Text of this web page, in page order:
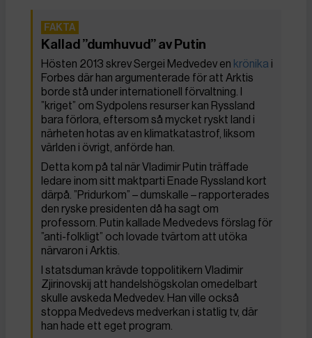
Kallad ”dumhuvud” av Putin
Hösten 2013 skrev Sergei Medvedev en krönika i
Forbes där han argumenterade för att Arktis
borde stå under internationell förvaltning. I
”kriget” om Sydpolens resurser kan Ryssland
bara förlora, eftersom så mycket ryskt land i
närheten hotas av en klimatkatastrof, liksom
världen i övrigt, anförde han.
Detta kom på tal när Vladimir Putin träffade
ledare inom sitt maktparti Enade Ryssland kort
därpå. ”Pridurkom” – dumskalle – rapporterades
den ryske presidenten då ha sagt om
professorn. Putin kallade Medvedevs förslag för
”anti-folkligt” och lovade tvärtom att utöka
närvaron i Arktis.
I statsduman krävde toppolitikern Vladimir
Zjirinovskij att handelshögskolan omedelbart
skulle avskeda Medvedev. Han ville också
stoppa Medvedevs medverkan i statlig tv, där
han hade ett eget program.